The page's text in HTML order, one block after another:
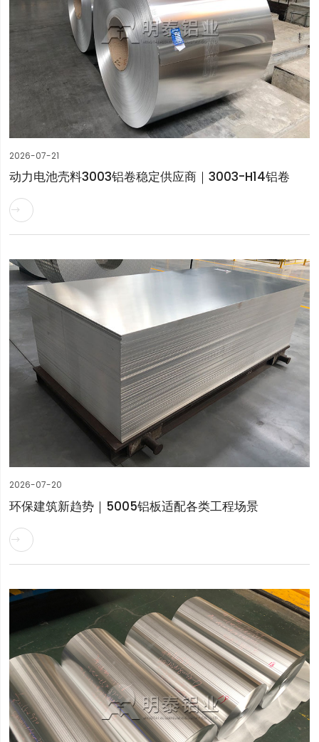
2026-07-21
动力电池壳料3003铝卷稳定供应商｜3003-H14铝卷

2026-07-20
环保建筑新趋势｜5005铝板适配各类工程场景
